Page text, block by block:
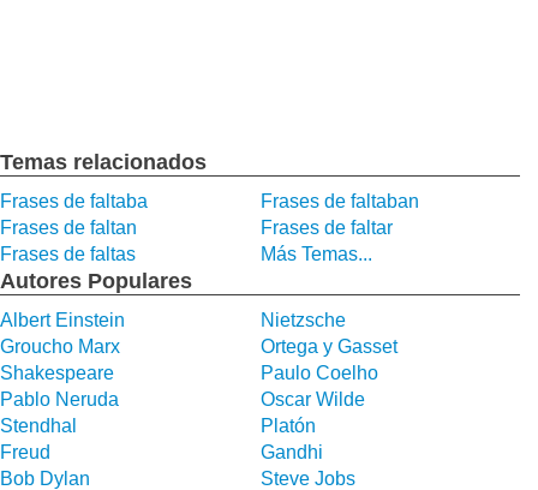
Temas relacionados
Frases de faltaba
Frases de faltaban
Frases de faltan
Frases de faltar
Frases de faltas
Más Temas...
Autores Populares
Albert Einstein
Nietzsche
Groucho Marx
Ortega y Gasset
Shakespeare
Paulo Coelho
Pablo Neruda
Oscar Wilde
Stendhal
Platón
Freud
Gandhi
Bob Dylan
Steve Jobs